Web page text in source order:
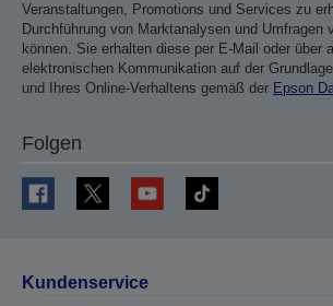
Veranstaltungen, Promotions und Services zu
Durchführung von Marktanalysen und Umfragen
können. Sie erhalten diese per E-Mail oder über
elektronischen Kommunikation auf der
und Ihres Online-Verhaltens gemäß der Epson
Folgen
Kundenservice